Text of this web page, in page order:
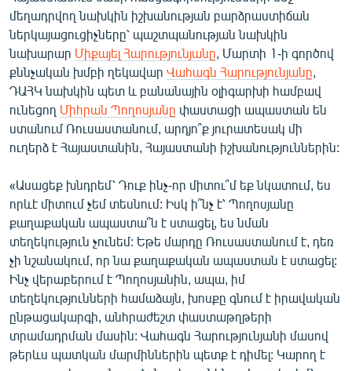
մեղադրվող նախկին իշխանության բարձրաստիճան
ներկայացուցիչները՝ պաշտպանության նախկին
նախարար Միքայել Հարությունյանը , Մարտի 1-ի գործով
քննչական խմբի ղեկավար Վահագն Հարությունյանը
ԴԱՀԿ նախկին պետ և բանանային օլիգարխի համբավ
ունեցող Միհրան Պողոսյանը փաստացի ապաստան են
ստանում Ռուսաստանում, արդյո՞ք յուրատեսակ մի
ուղերձ է Հայաստանին, Հայաստանի իշխանություններին:
«Ասացեք խնդրեմ՝ Դուք ինչ-որ միտու՞մ եք նկատում, ես
որևէ միտում չեմ տեսնում: Իսկ ի՞նչ է՝ Պողոսյանը
քաղաքական ապաստա՞ն է ստացել, ես նման
տեղեկություն չունեմ: Եթե մարդը Ռուսաստանում է, դեռ
չի նշանակում, որ նա քաղաքական ապաստան է ստացել:
Ինչ վերաբերում է Պողոսյանին, ապա, իմ
տեղեկությունների համաձայն, խոսքը գնում է իրավական
ընթացակարգի, անհրաժեշտ փաստաթղթերի
տրամադրման մասին: Վահագն Հարությունյանի մասով
թերևս պատկան մարմիններին պետք է դիմել: Կարող է